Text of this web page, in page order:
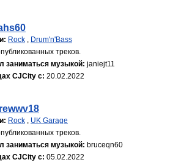
Rock , Drum'n'Bass
треков.
заниматься музыкой: janiejt11
CJCity с: 20.02.2022
Rock , UK Garage
треков.
заниматься музыкой: bruceqn60
CJCity с: 05.02.2022